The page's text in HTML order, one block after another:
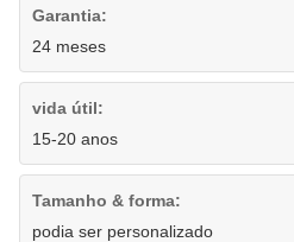
Garantia:
24 meses
vida útil:
15-20 anos
Tamanho & forma:
podia ser personalizado